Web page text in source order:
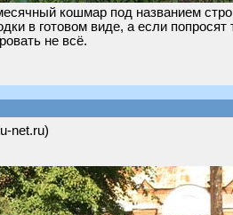
кошмар под названием
в готовом виде, а если
не всё.
net.ru)